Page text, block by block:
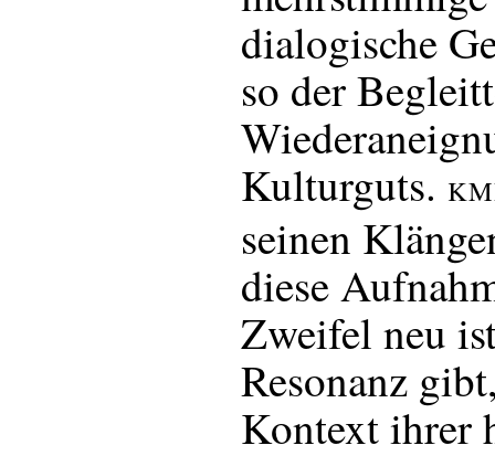
dialogische
so der
Kulturguts.
seinen
diese
Zweifel neu
Resonanz
Kontext ihrer